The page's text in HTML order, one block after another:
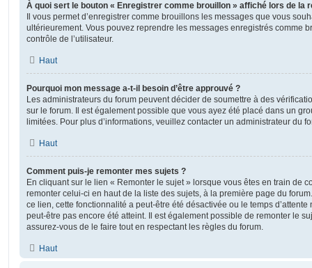
À quoi sert le bouton « Enregistrer comme brouillon » affiché lors de la
Il vous permet d’enregistrer comme brouillons les messages que vous
ultérieurement. Vous pouvez reprendre les messages enregistrés comme
contrôle de l’utilisateur.
Haut
Pourquoi mon message a-t-il besoin d’être approuvé ?
Les administrateurs du forum peuvent décider de soumettre à des
sur le forum. Il est également possible que vous ayez été placé dans un
limitées. Pour plus d’informations, veuillez contacter un administrateur du
Haut
Comment puis-je remonter mes sujets ?
En cliquant sur le lien « Remonter le sujet » lorsque vous êtes en train de
remonter celui-ci en haut de la liste des sujets, à la première page du
ce lien, cette fonctionnalité a peut-être été désactivée ou le temps
peut-être pas encore été atteint. Il est également possible de remonter le
assurez-vous de le faire tout en respectant les règles du forum.
Haut